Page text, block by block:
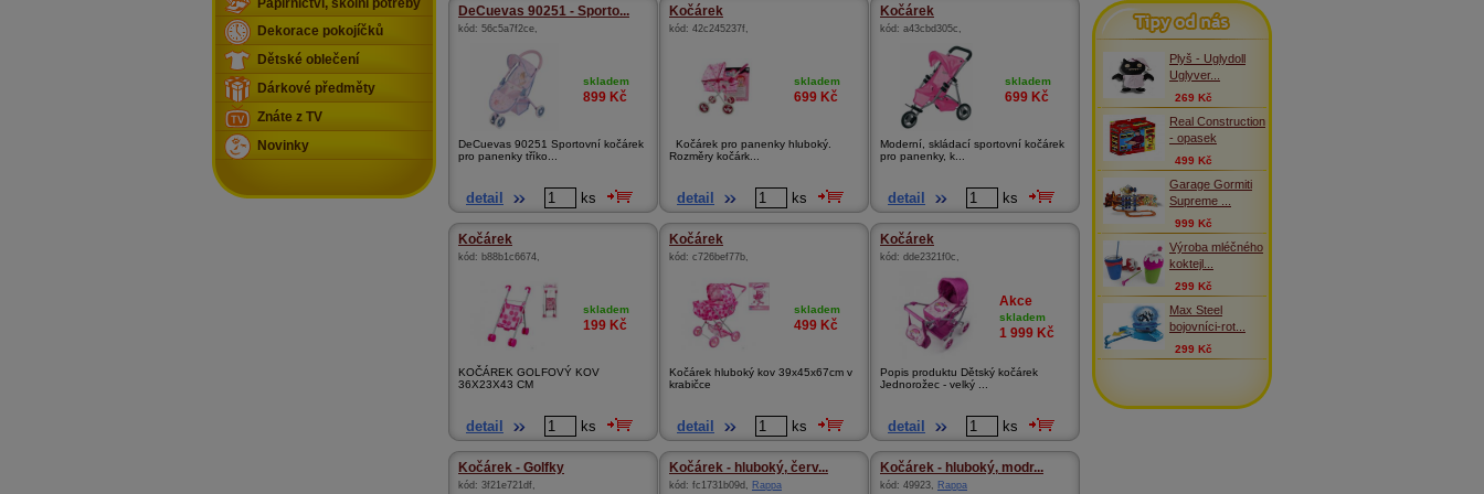
DeCuevas 90251 - Sporto...
kód: 56c5a7f2ce,
skladem
899 Kč
DeCuevas 90251 Sportovní kočárek
pro panenky tříko...
detail ks
Kočárek
kód: 42c245237f,
skladem
699 Kč
Kočárek pro panenky hluboký.
Rozměry kočárk...
detail ks
Kočárek
kód: a43cbd305c ,
skladem
699 Kč
Moderní, skládací sportovní kočárek
pro panenky, k...
detail ks
Kočárek
kód: b88b1c6674,
skladem
199 Kč
KOČÁREK GOLFOVÝ KOV
36X23X43 CM
detail ks
Kočárek
kód: c726bef77b,
skladem
499 Kč
Kočárek hluboký kov 39x45x67cm v
krabičce
detail ks
Kočárek
kód: dde2321f0c ,
Akce
skladem
1 999 Kč
Popis produktu Dětský kočárek
Jednorožec - velký ...
detail ks
Kočárek - Golfky
kód: 3f21e721df,
Kočárek - hluboký, červ...
kód: fc1731b09d , Rappa
Kočárek - hluboký, modr...
kód: 49923, Rappa
Papírnictví, školní potřeby
Dekorace pokojíčků
Dětské oblečení
Dárkové předměty
Znáte z TV
Novinky
Tipy od nás
Plyš - Uglydoll
Uglyver...
269 Kč
Real Construction
- opasek
499 Kč
Garage Gormiti
Supreme ...
999 Kč
Výroba mléčného
koktejl...
299 Kč
Max Steel
bojovníci-rot...
299 Kč